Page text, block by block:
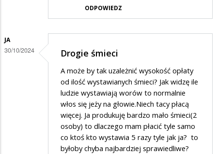
ODPOWIEDZ
JA
30/10/2024 Drogie śmieci
A może by tak uzależnić wysokość opłaty
od ilość wystawianych śmieci? Jak widzę ile
ludzie wystawiają worów to normalnie
włos się jeży na głowie.Niech tacy płacą
więcej. Ja produkuję bardzo mało śmieci(2
osoby) to dlaczego mam płacić tyle samo
co ktoś kto wystawia 5 razy tyle jak ja? to
byłoby chyba najbardziej sprawiedliwe?